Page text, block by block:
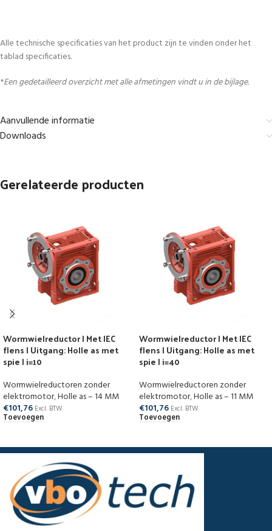
Alle technische specificaties van het product zijn te vinden onder het
tablad specificaties.
*Een gedetailleerd overzicht met alle afmetingen vindt u in de bijlage.
Aanvullende informatie
Downloads
Gerelateerde producten
Wormwielreductor | Met IEC
flens | Uitgang: Holle as met
spie | i=10
Wormwielreductoren zonder
elektromotor,Holle as – 14 MM
€101,76 Excl. BTW
Toevoegen
Wormwielreductor | Met IEC
flens | Uitgang: Holle as met
spie | i=40
Wormwielreductoren zonder
elektromotor,Holle as – 11 MM
€101,76 Excl. BTW
Toevoegen